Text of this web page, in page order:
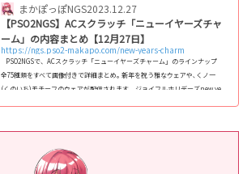
w.adsby...まかぽっぽNGS2023.12.27
【PSO2NGS】ACスクラッチ「ニューイヤーズチャ
ーム」の内容まとめ【12月27日】
https://ngs.pso2-makapo.com/new-years-charm
PSO2NGSで、ACスクラッチ「ニューイヤーズチャーム」のラインナップ
全75種類をすべて画像付きで詳細まとめ｡ 新年を祝う雅なウェアや､くノ一
(くのいち)モチーフのウェアが配信されます｡ ジョイフルホリデーズnew ye
ンナップ一覧(アイテムカタログ) 画像サイズ変更60px 80px 100px 128px (C)